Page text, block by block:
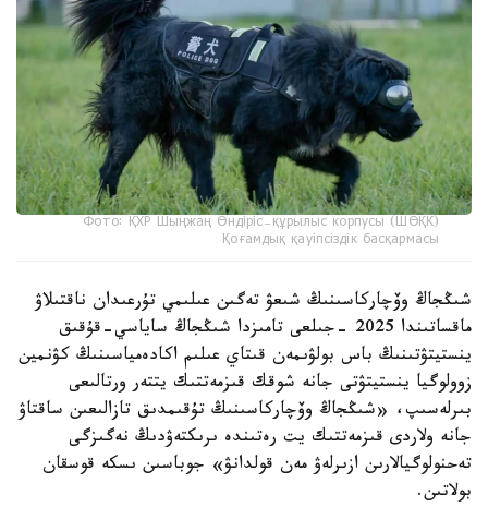
Фото: ҚХР Шыңжаң Өндіріс-құрылыс корпусы (ШӨҚК)
Қоғамдық қауіпсіздік басқармасы
شىڭجاڭ وۆچاركاسىنىڭ شىعۋ تەگىن عىلىمي تۇرعىدان ناقتىلاۋ
ماقساتىندا 2025 -جىلعى تامىزدا شىڭجاڭ ساياسي-قۇقىق
ينستيتۋتىنىڭ باس بولۋىمەن قىتاي عىلىم اكادەمياسىنىڭ كۋنمين
زوولوگيا ينستيتۋتى جانە شوقك قىزمەتتىك يتتەر ورتالىعى
بىرلەسىپ، «شىڭجاڭ وۆچاركاسىنىڭ تۇقىمدىق تازالىعىن ساقتاۋ
جانە ولاردى قىزمەتتىك يت رەتىندە ىرىكتەۋدىڭ نەگىزگى
تەحنولوگيالارىن ازىرلەۋ مەن قولدانۋ» جوباسىن ىسكە قوسقان
بولاتىن.